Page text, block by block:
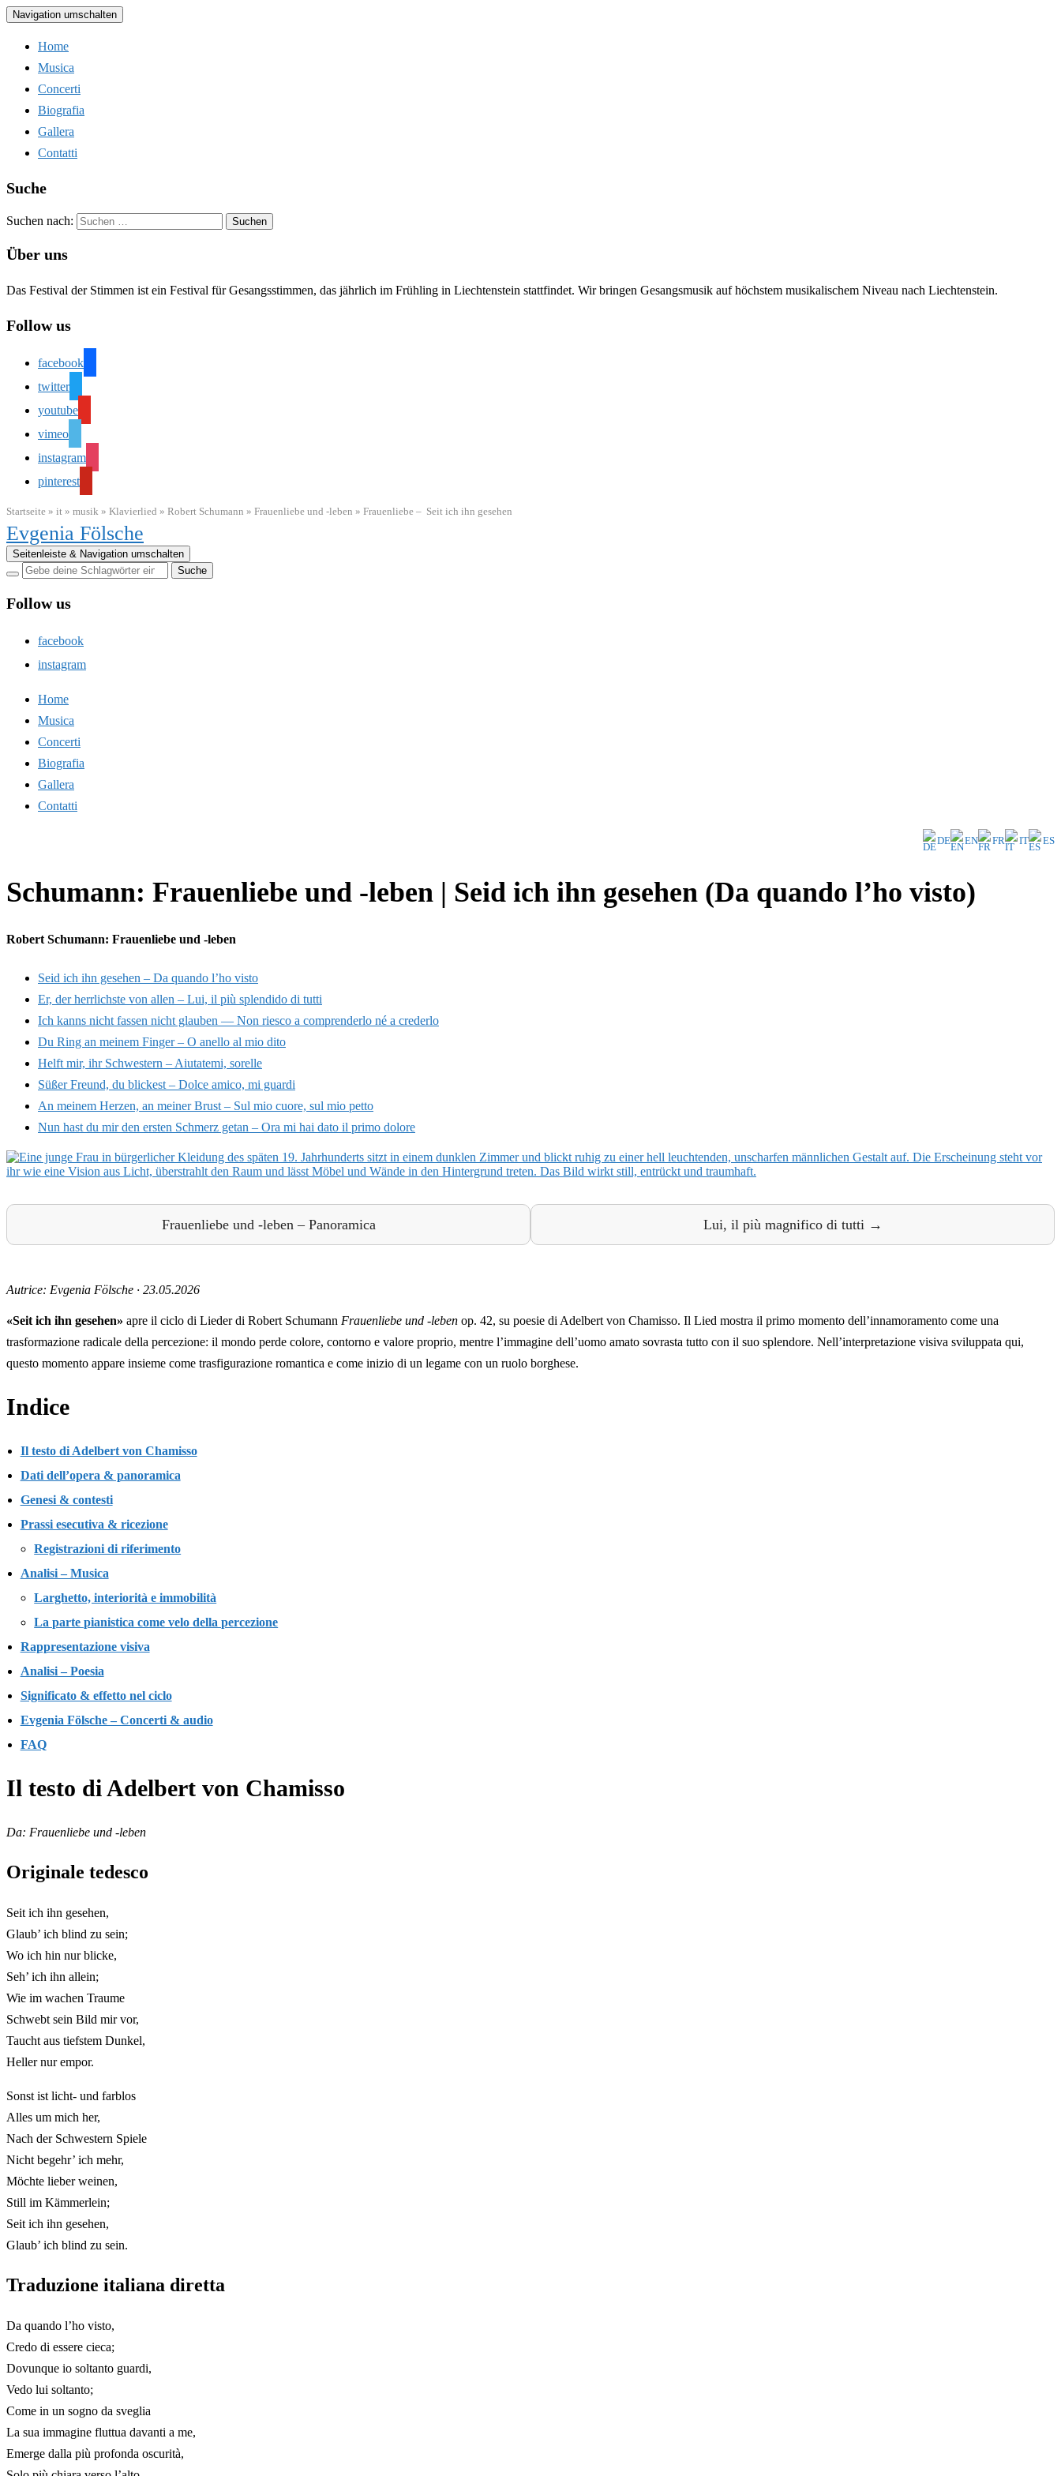
Navigation umschalten
Home
Musica
Concerti
Biografia
Gallera
Contatti
Suche
Suchen nach:
Über uns
Das Festival der Stimmen ist ein Festival für Gesangsstimmen, das jährlich im Frühling in Liechtenstein stattfindet. Wir bringen Gesangsmusik auf höchstem musikalischem Niveau nach Liechtenstein.
Follow us
facebook
twitter
youtube
vimeo
instagram
pinterest
Startseite » it » musik » Klavierlied » Robert Schumann » Frauenliebe und -leben » Frauenliebe – Seit ich ihn gesehen
Evgenia Fölsche
Seitenleiste & Navigation umschalten
Follow us
facebook
instagram
Home
Musica
Concerti
Biografia
Gallera
Contatti
DE EN FR IT ES
Schumann: Frauenliebe und -leben | Seid ich ihn gesehen (Da quando l’ho visto)
Robert Schumann: Frauenliebe und -leben
Seid ich ihn gesehen – Da quando l’ho visto
Er, der herrlichste von allen – Lui, il più splendido di tutti
Ich kanns nicht fassen nicht glauben — Non riesco a comprenderlo né a crederlo
Du Ring an meinem Finger – O anello al mio dito
Helft mir, ihr Schwestern – Aiutatemi, sorelle
Süßer Freund, du blickest – Dolce amico, mi guardi
An meinem Herzen, an meiner Brust – Sul mio cuore, sul mio petto
Nun hast du mir den ersten Schmerz getan – Ora mi hai dato il primo dolore
Frauenliebe und -leben – Panoramica Lui, il più magnifico di tutti →
Autrice: Evgenia Fölsche · 23.05.2026
«Seit ich ihn gesehen» apre il ciclo di Lieder di Robert Schumann Frauenliebe und -leben op. 42, su poesie di Adelbert von Chamisso. Il Lied mostra il primo momento dell’innamoramento come una
trasformazione radicale della percezione: il mondo perde colore, contorno e valore proprio, mentre l’immagine dell’uomo amato sovrasta tutto con il suo splendore. Nell’interpretazione visiva sviluppata qui,
questo momento appare insieme come trasfigurazione romantica e come inizio di un legame con un ruolo borghese.
Indice
Il testo di Adelbert von Chamisso
Dati dell’opera & panoramica
Genesi & contesti
Prassi esecutiva & ricezione
Registrazioni di riferimento
Analisi – Musica
Larghetto, interiorità e immobilità
La parte pianistica come velo della percezione
Rappresentazione visiva
Analisi – Poesia
Significato & effetto nel ciclo
Evgenia Fölsche – Concerti & audio
FAQ
Il testo di Adelbert von Chamisso
Da: Frauenliebe und -leben
Originale tedesco
Seit ich ihn gesehen,
Glaub’ ich blind zu sein;
Wo ich hin nur blicke,
Seh’ ich ihn allein;
Wie im wachen Traume
Schwebt sein Bild mir vor,
Taucht aus tiefstem Dunkel,
Heller nur empor.
Sonst ist licht- und farblos
Alles um mich her,
Nach der Schwestern Spiele
Nicht begehr’ ich mehr,
Möchte lieber weinen,
Still im Kämmerlein;
Seit ich ihn gesehen,
Glaub’ ich blind zu sein.
Traduzione italiana diretta
Da quando l’ho visto,
Credo di essere cieca;
Dovunque io soltanto guardi,
Vedo lui soltanto;
Come in un sogno da sveglia
La sua immagine fluttua davanti a me,
Emerge dalla più profonda oscurità,